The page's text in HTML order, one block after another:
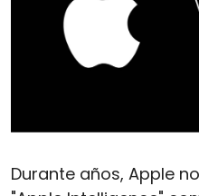
Durante años, Apple